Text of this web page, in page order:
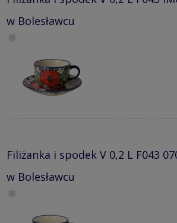
w Bolesławcu
Filiżanka i spodek V 0,2 L F043
w Bolesławcu